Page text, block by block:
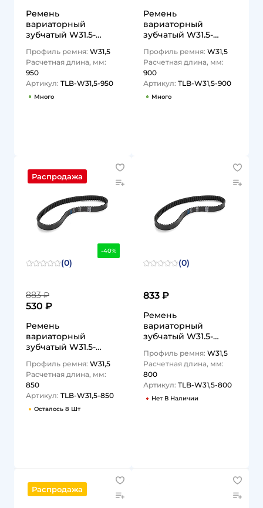
Ремень
вариаторный
зубчатый W31.5-
TITAN LOCK
Профиль ремня: W31,5
Расчетная длина, мм:
950
Артикул: TLB-W31,5-950
Много
Ремень
вариаторный
зубчатый W31.5-
TITAN LOCK
Профиль ремня: W31,5
Расчетная длина, мм:
900
Артикул: TLB-W31,5-900
Много
-40%
Распродажа
(0)
883 ₽
530 ₽
Ремень
вариаторный
зубчатый W31.5-
TITAN LOCK
Профиль ремня: W31,5
Расчетная длина, мм:
850
Артикул: TLB-W31,5-850
Осталось 8 Шт
(0)
833 ₽
Ремень
вариаторный
зубчатый W31.5-
TITAN LOCK
Профиль ремня: W31,5
Расчетная длина, мм:
800
Артикул: TLB-W31,5-800
Нет В Наличии
Распродажа